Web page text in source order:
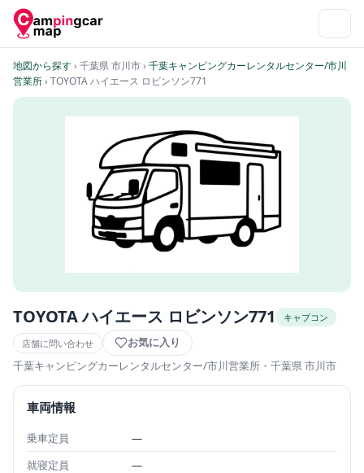
地図から探す› 千葉県 市川市› 千葉キャンピングカーレンタルセンター/市川
営業所› TOYOTA ハイエース ロビンソン771
TOYOTA ハイエース ロビンソン771 キャブコン
店舗に問い合わせ お気に入り
千葉キャンピングカーレンタルセンター/市川営業所 ・千葉県 市川市
車両情報
乗車定員
—
就寝定員
—